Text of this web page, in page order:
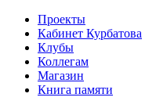
Проекты
Кабинет Курбатова
Клубы
Коллегам
Магазин
Книга памяти